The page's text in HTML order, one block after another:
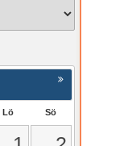
Nästa >
Lö Sö